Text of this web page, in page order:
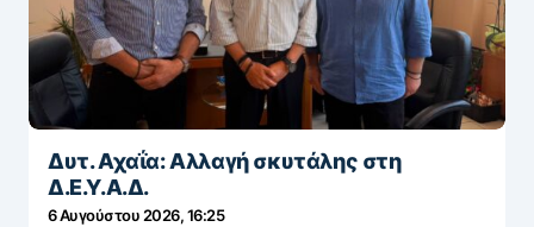
Δυτ. Αχαΐα: Αλλαγή σκυτάλης στη
Δ.Ε.Υ.Α.Δ.
6 Αυγούστου 2026, 16:25